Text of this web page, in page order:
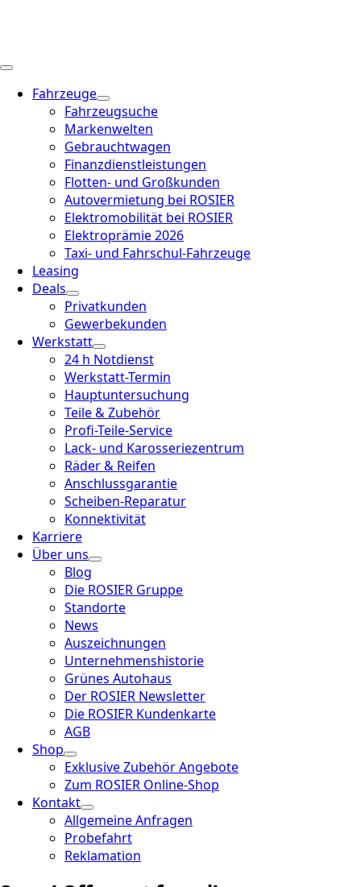
Fahrzeuge
Fahrzeugsuche
Markenwelten
Gebrauchtwagen
Finanzdienstleistungen
Flotten- und Großkunden
Autovermietung bei ROSIER
Elektromobilität bei ROSIER
Elektroprämie 2026
Taxi- und Fahrschul-Fahrzeuge
Leasing
Deals
Privatkunden
Gewerbekunden
Werkstatt
24 h Notdienst
Werkstatt-Termin
Hauptuntersuchung
Teile & Zubehör
Profi-Teile-Service
Lack- und Karosseriezentrum
Räder & Reifen
Anschlussgarantie
Scheiben-Reparatur
Konnektivität
Karriere
Über uns
Blog
Die ROSIER Gruppe
Standorte
News
Auszeichnungen
Unternehmenshistorie
Grünes Autohaus
Der ROSIER Newsletter
Die ROSIER Kundenkarte
AGB
Shop
Exklusive Zubehör Angebote
Zum ROSIER Online-Shop
Kontakt
Allgemeine Anfragen
Probefahrt
Reklamation